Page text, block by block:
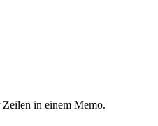
in einem Memo.